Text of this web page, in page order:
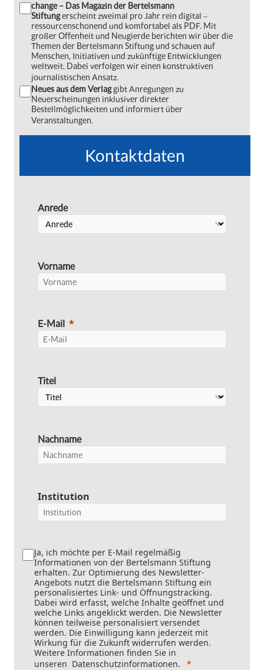
change – Das Magazin der Bertelsmann
Stiftungerscheint zweimal pro Jahr rein digital ‒
ressourcenschonend und komfortabel als PDF. Mit
großer Offenheit und Neugierde berichten wir über die
Themen der Bertelsmann Stiftung und schauen auf
Menschen, Initiativen und zukünftige Entwicklungen
weltweit. Dabei verfolgen wir einen konstruktiven
journalistischen Ansatz.
Neues aus dem Verlaggibt Anregungen zu
Neuerscheinungen inklusiver direkter
Bestellmöglichkeiten und informiert über
Veranstaltungen.
Kontaktdaten
Anrede
Vorname
E-Mail
Titel
Nachname
Institution
Ja, ich möchte per E-Mail regelmäßig
Informationen von der Bertelsmann Stiftung
erhalten. Zur Optimierung des Newsletter-
Angebots nutzt die Bertelsmann Stiftung ein
personalisiertes Link- und Öffnungstracking.
Dabei wird erfasst, welche Inhalte geöffnet und
welche Links angeklickt werden. Die Newsletter
können teilweise personalisiert versendet
werden. Die Einwilligung kann jederzeit mit
Wirkung für die Zukunft widerrufen werden.
Weitere Informationen finden Sie in
unseren Datenschutzinformationen.